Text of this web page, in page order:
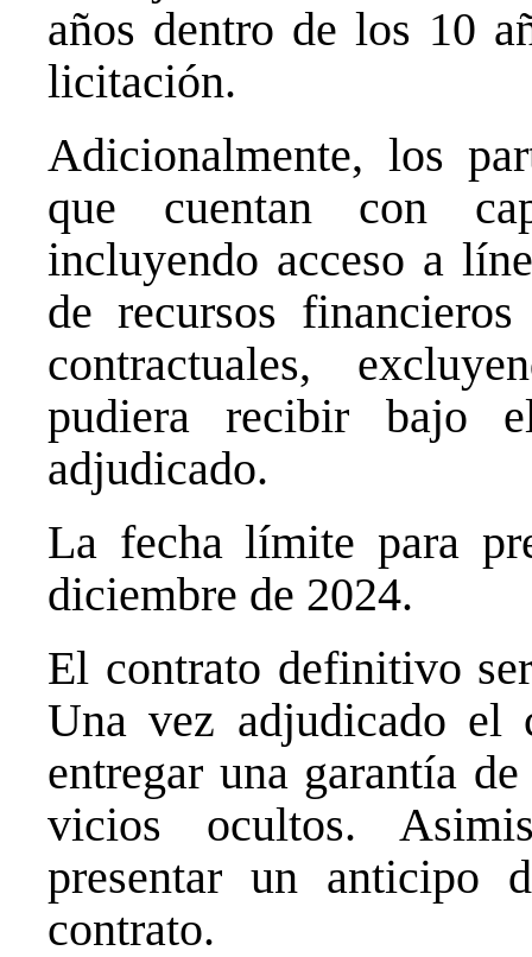
años dentro de los 10
licitación.
Adicionalmente, los
que cuentan con
incluyendo acceso a
de recursos
contractuales,
pudiera recibir bajo
adjudicado.
La fecha límite para
diciembre de 2024.
El contrato definitivo
Una vez adjudicado el
entregar una garantía
vicios ocultos.
presentar un anticipo
contrato.